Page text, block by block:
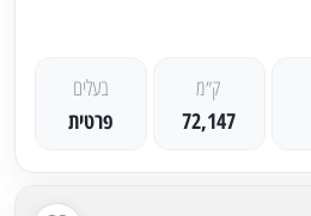
ק״מ
72,147
בעלים
פרטית